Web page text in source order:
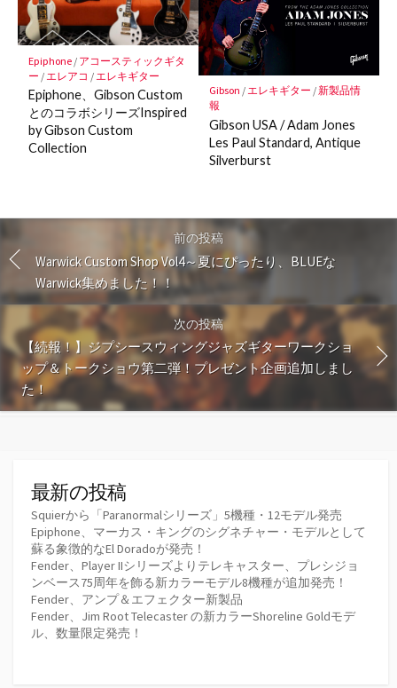
Epiphone/ アコースティックギタ
ー / エレアコ / エレキギター
Epiphone、Gibson Custom
とのコラボシリーズInspired
by Gibson Custom
Collection
Gibson /エレキギター /新製品情
報
Gibson USA / Adam Jones
Les Paul Standard, Antique
Silverburst
前の投稿
Warwick Custom Shop Vol4～夏にぴったり、BLUEな
Warwick集めました！！
次の投稿
【続報！】ジプシースウィングジャズギターワークショ
ップ＆トークショウ第二弾！プレゼント企画追加しまし
た！
最新の投稿
Squierから「Paranormalシリーズ」5機種・12モデル発売
Epiphone、マーカス・キングのシグネチャー・モデルとして
蘇る象徴的なEl Doradoが発売！
Fender、Player IIシリーズよりテレキャスター、プレシジョ
ンベース75周年を飾る新カラーモデル8機種が追加発売！
Fender、アンプ＆エフェクター新製品
Fender、Jim Root Telecaster の新カラーShoreline Goldモデ
ル、数量限定発売！